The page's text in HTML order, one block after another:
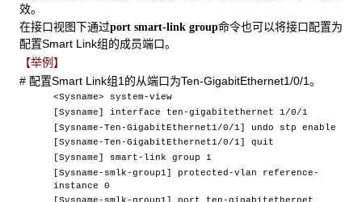
效。
在接口视图下通过port smart-link group命令也可以将接口配置为
配置Smart Link组的成员端口。
【举例】
# 配置Smart Link组1的从端口为Ten-GigabitEthernet1/0/1。
<Sysname> system-view
[Sysname] interface ten-gigabitethernet 1/0/1
[Sysname-Ten-GigabitEthernet1/0/1] undo stp enable
[Sysname-Ten-GigabitEthernet1/0/1] quit
[Sysname] smart-link group 1
[Sysname-smlk-group1] protected-vlan reference-
instance 0